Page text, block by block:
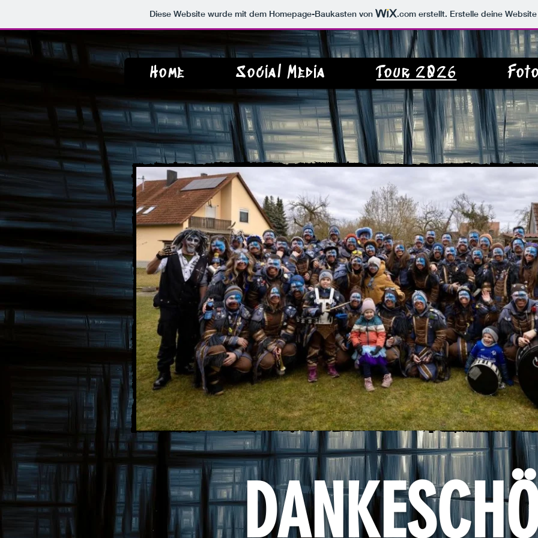
Diese Website wurde mit dem Homepage-Baukasten von .com erstellt. Erstelle deine
Home Social Media Tour 2026